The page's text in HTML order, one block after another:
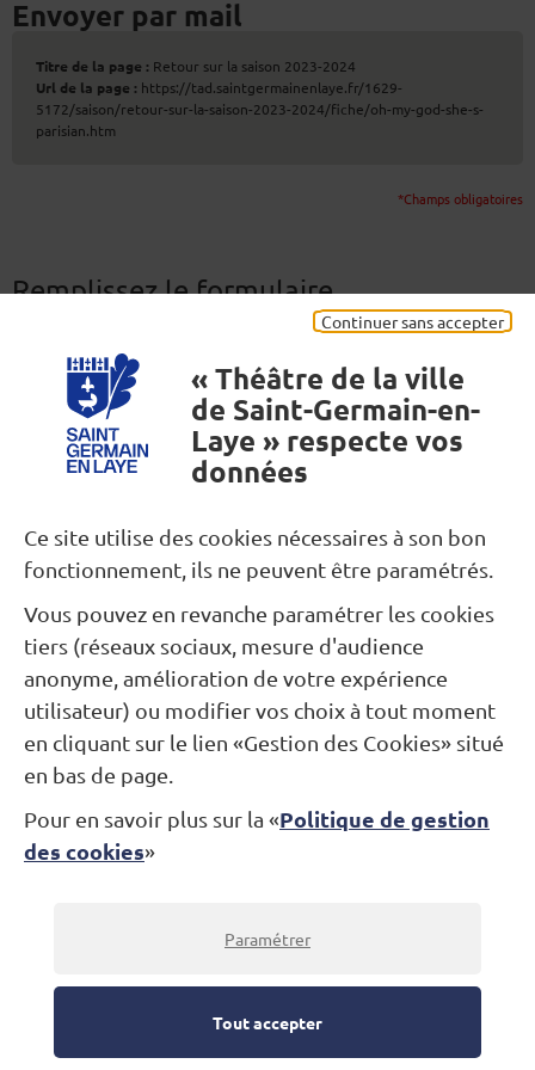
Continuer sans accepter
« Théâtre de la ville
de Saint-Germain-en-
Laye » respecte vos
données
Ce site utilise des cookies nécessaires à son bon
fonctionnement, ils ne peuvent être paramétrés.
Vous pouvez en revanche paramétrer les cookies
tiers (réseaux sociaux, mesure d'audience
anonyme, amélioration de votre expérience
utilisateur) ou modifier vos choix à tout moment
en cliquant sur le lien «Gestion des Cookies» situé
en bas de page.
Pour en savoir plus sur la «Politique de gestion
des cookies»
Paramétrer
Tout accepter
Envoyer par mail
Titre de la page : Retour sur la saison 2023-2024
Url de la page : https://tad.saintgermainenlaye.fr/1629-
5172/saison/retour-sur-la-saison-2023-2024/fiche/oh-my-god-she-s-
parisian.htm
*Champs obligatoires
Remplissez le formulaire
*
Séparez les adresses e-mail par une virgule. (200 caractères
maximum)
Votre message
Validez